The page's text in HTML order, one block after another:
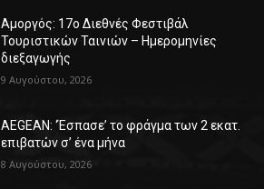
Αμοργός: 17ο Διεθνές Φεστιβάλ
Τουριστικών Ταινιών – Ημερομηνίες
διεξαγωγής
9 Αυγούστου, 2026
AEGEAN: ‘Έσπασε’ το φράγμα των 2 εκατ.
επιβατών σ’ ένα μήνα
8 Αυγούστου, 2026